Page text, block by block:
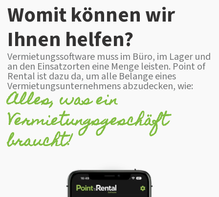
Womit können wir
Ihnen helfen?
Vermietungssoftware muss im Büro, im Lager und
an den Einsatzorten eine Menge leisten. Point of
Rental ist dazu da, um alle Belange eines
Vermietungsunternehmens abzudecken, wie:
Alles, was ein
Vermietungsgeschäft
braucht!